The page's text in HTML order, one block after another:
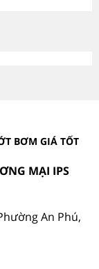
BƠM GIÁ TỐT
MẠI IPS
An Phú,